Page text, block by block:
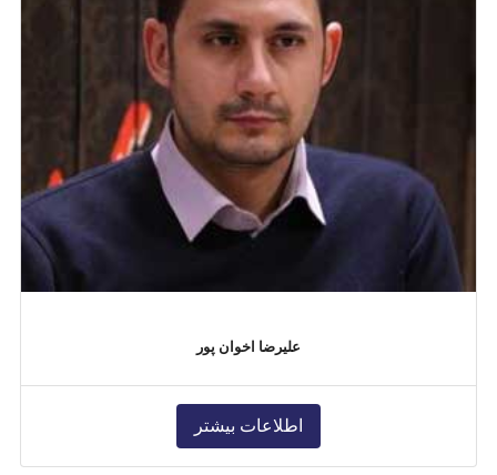
علیرضا اخوان پور
اطلاعات بیشتر